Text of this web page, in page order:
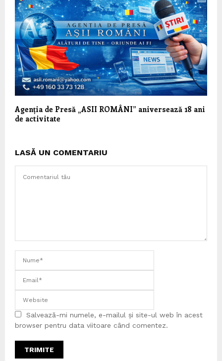
Agenția de Presă „ASII ROMÂNI” aniversează 18 ani
de activitate
LASĂ UN COMENTARIU
Salvează-mi numele, e-mailul și site-ul web în acest
browser pentru data viitoare când comentez.